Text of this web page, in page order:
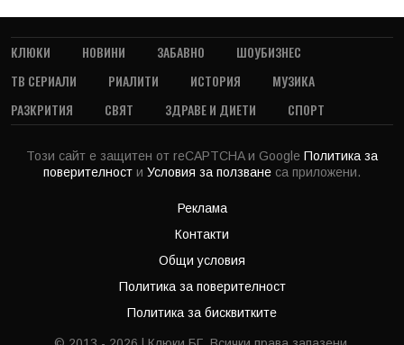
КЛЮКИ НОВИНИ ЗАБАВНО
ШОУБИЗНЕС
ТВ СЕРИАЛИ
РИАЛИТИ ИСТОРИЯ
МУЗИКА
РАЗКРИТИЯ
СВЯТ ЗДРАВЕ И ДИЕТИ СПОРТ
Този сайт е защитен от reCAPTCHA и Google Политика за
поверителност и Условия за ползване са приложени.
Реклама
Контакти
Общи условия
Политика за поверителност
Политика за бисквитките